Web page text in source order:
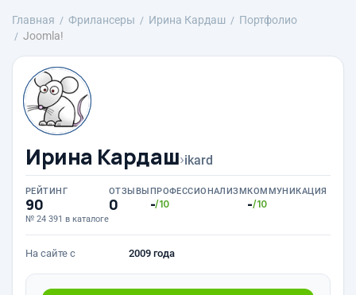
Главная Фрилансеры Ирина Кардаш
Портфолио
Joomla!
Ирина Кардаш›ikard
РЕЙТИНГ
90
№ 24 391 в каталоге
ОТЗЫВЫ
0
ПРОФЕССИОНАЛИЗМ
-/10
КОММУНИКАЦИЯ
-/10
На сайте с 2009 года